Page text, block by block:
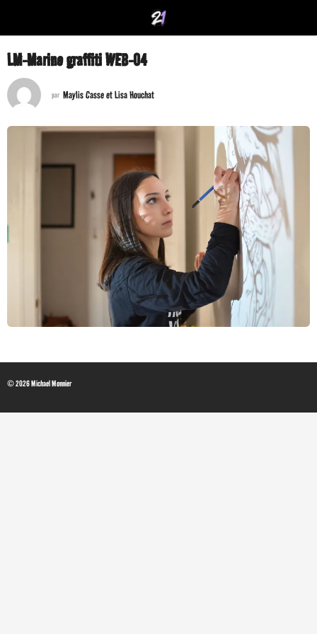
LM-Marine graffiti WEB-04
par Maylis Casse et Lisa Houchat
© 2026 Michael Monnier